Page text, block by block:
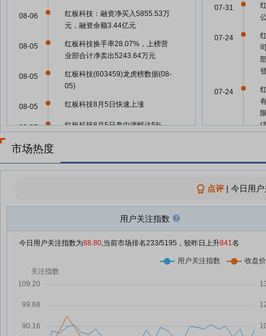
红板科技：融资净买入5855.53万
元，融资余额3.44亿元
08-06
红板科技换手率28.07%，上榜营
业部合计净卖出5243.64万元
08-05
红板科技(603459)龙虎榜数据(08-
05)
08-05
红板科技8月5日快速上涨
08-05
红板科技8月5日盘中涨幅达5%
08-05
08-05
08-05
市
超亿元
08-04
红板科技换手率21.13%，上榜营
红板科技(603459)龙虎榜数据(08-
04)
07-31
07-24
(
07-24
07-24
07-24
07-24
市场热度
点评| 今日用
用户关注指数
今日用户关注指数为88.80,当前市场排名233/5195，较昨日上升841名